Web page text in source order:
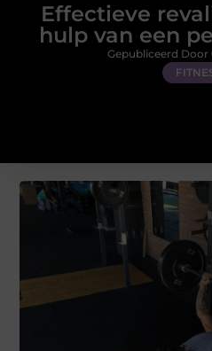
Effectieve
hulp van een
Gepubliceerd Door